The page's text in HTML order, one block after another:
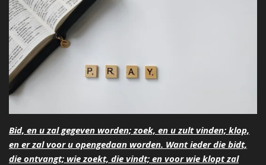
Bid, en u zal gegeven worden; zoek, en u zult vinden; klop,
en er zal voor u opengedaan worden. Want ieder die bidt,
die ontvangt; wie zoekt, die vindt; en voor wie klopt zal